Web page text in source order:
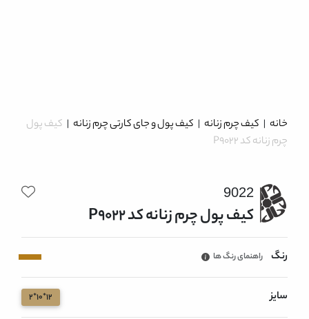
خانه | کیف چرم زنانه| کیف پول و جای کارتی چرم زنانه| کیف پول
چرم زنانه کد P9022
9022
کیف پول چرم زنانه کد P9022
رنگ راهنمای رنگ ها
سایز